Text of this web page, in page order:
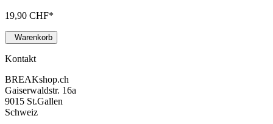
19,90 CHF*
Warenkorb
Kontakt
BREAKshop.ch
Gaiserwaldstr. 16a
9015 St.Gallen
Schweiz